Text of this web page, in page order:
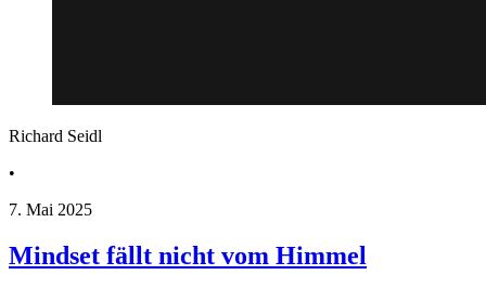
Richard Seidl
•
7. Mai 2025
Mindset fällt nicht vom Himmel